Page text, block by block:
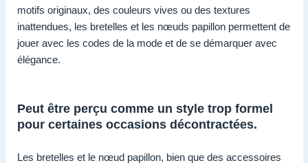
motifs originaux, des couleurs vives ou des textures
inattendues, les bretelles et les nœuds papillon permettent de
jouer avec les codes de la mode et de se démarquer avec
élégance.
Peut être perçu comme un style trop formel
pour certaines occasions décontractées.
Les bretelles et le nœud papillon, bien que des accessoires